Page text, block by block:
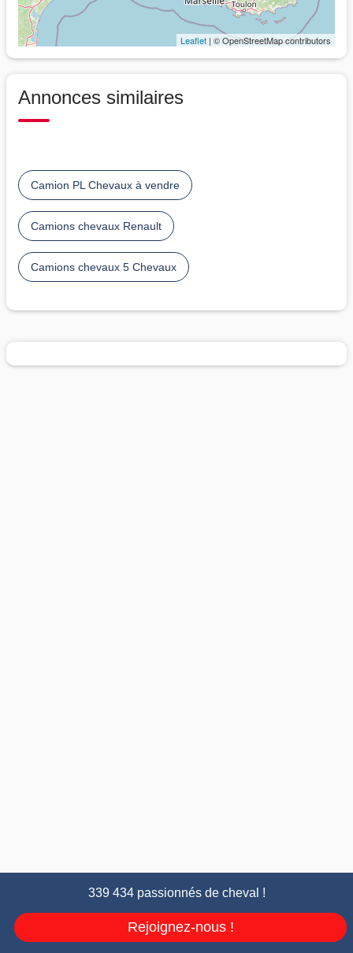
Leaflet | © OpenStreetMap contributors
Annonces similaires
Camion PL Chevaux à vendre
Camions chevaux Renault
Camions chevaux 5 Chevaux
339 434 passionnés de cheval !
Rejoignez-nous !